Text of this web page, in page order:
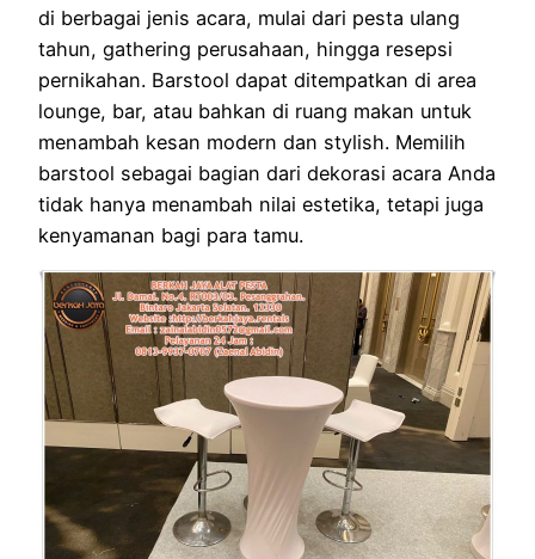
di berbagai jenis acara, mulai dari pesta ulang
tahun, gathering perusahaan, hingga resepsi
pernikahan. Barstool dapat ditempatkan di area
lounge, bar, atau bahkan di ruang makan untuk
menambah kesan modern dan stylish. Memilih
barstool sebagai bagian dari dekorasi acara Anda
tidak hanya menambah nilai estetika, tetapi juga
kenyamanan bagi para tamu.